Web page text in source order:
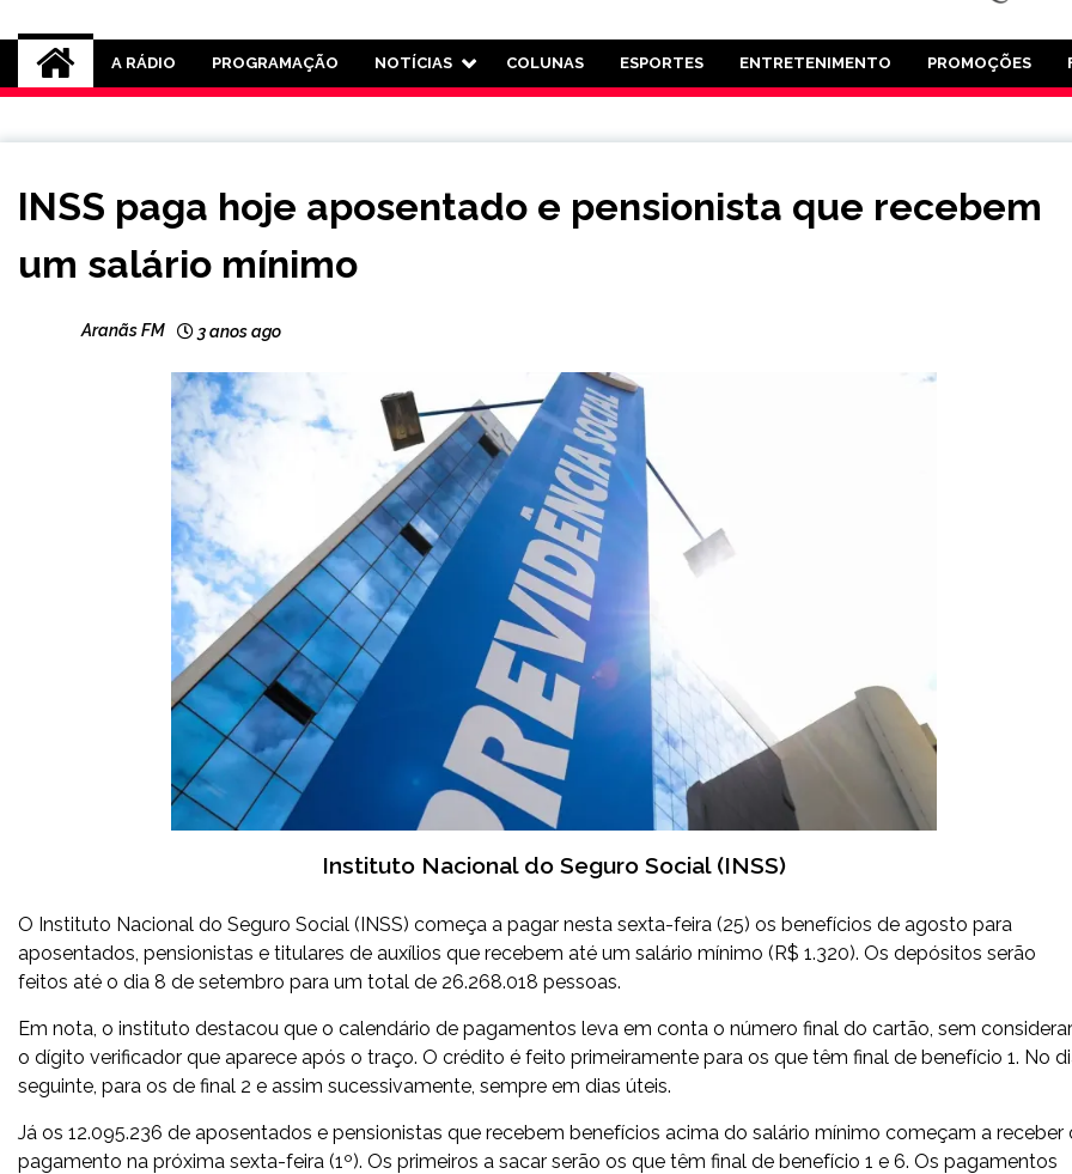
Rádio Aranãs 105.3
A RÁDIO PROGRAMAÇÃO NOTÍCIAS COLUNAS ESPORTES ENTRETENIMENTO PROMOÇÕES
INSS paga hoje aposentado e pensionista que recebem
um salário mínimo
Aranãs FM 3 anos ago
Instituto Nacional do Seguro Social (INSS)
O Instituto Nacional do Seguro Social (INSS) começa a pagar nesta sexta-feira (25) os benefícios de agosto para
aposentados, pensionistas e titulares de auxílios que recebem até um salário mínimo (R$ 1.320). Os depósitos serão
feitos até o dia 8 de setembro para um total de 26.268.018 pessoas.
Em nota, o instituto destacou que o calendário de pagamentos leva em conta o número final do cartão, sem considerar
o dígito verificador que aparece após o traço. O crédito é feito primeiramente para os que têm final de benefício 1. No
seguinte, para os de final 2 e assim sucessivamente, sempre em dias úteis.
Já os 12.095.236 de aposentados e pensionistas que recebem benefícios acima do salário mínimo começam a receber
pagamento na próxima sexta-feira (1º). Os primeiros a sacar serão os que têm final de benefício 1 e 6. Os pagamentos